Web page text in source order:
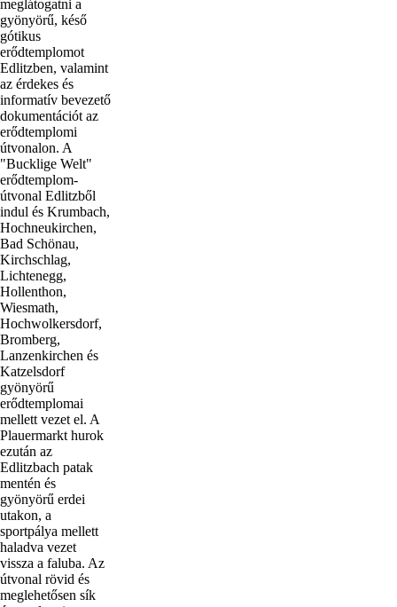
meglátogatni a
gyönyörű, késő
gótikus
erődtemplomot
Edlitzben, valamint
az érdekes és
informatív bevezető
dokumentációt az
erődtemplomi
útvonalon. A
"Bucklige Welt"
erődtemplom-
útvonal Edlitzből
indul és Krumbach,
Hochneukirchen,
Bad Schönau,
Kirchschlag,
Lichtenegg,
Hollenthon,
Wiesmath,
Hochwolkersdorf,
Bromberg,
Lanzenkirchen és
Katzelsdorf
gyönyörű
erődtemplomai
mellett vezet el. A
Plauermarkt hurok
ezután az
Edlitzbach patak
mentén és
gyönyörű erdei
utakon, a
sportpálya mellett
haladva vezet
vissza a faluba. Az
útvonal rövid és
meglehetősen sík